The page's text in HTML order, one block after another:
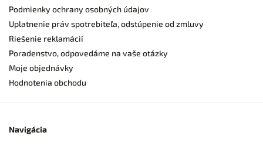
Podmienky ochrany osobných údajov
Uplatnenie práv spotrebiteľa, odstúpenie od zmluvy
Riešenie reklamácií
Poradenstvo, odpovedáme na vaše otázky
Moje objednávky
Hodnotenia obchodu
Navigácia